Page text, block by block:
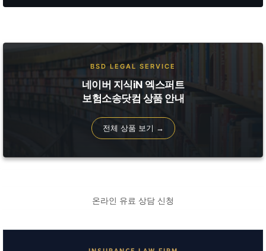
BSD LEGAL SERVICE
네이버 지식iN 엑스퍼트
보험소송닷컴 상품 안내
전체 상품 보기 →
온라인 유료 상담 신청